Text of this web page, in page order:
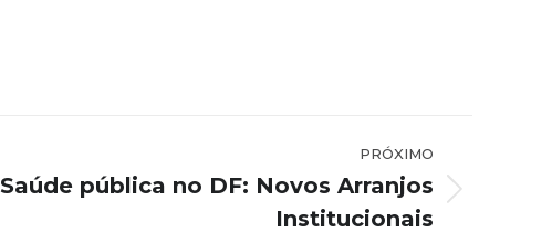
PRÓXIMO
Saúde pública no DF: Novos Arranjos
Institucionais